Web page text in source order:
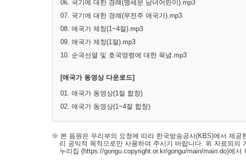
06. 국기에 대한 경례(맹세문 남녀어린이).mp3
07. 국기에 대한 경례(무전주 애국가).mp3
08. 애국가 제창(1~4절).mp3
09. 애국가 제창(1절).mp3
10. 순국선열 및 호국영령에 대한 묵념.mp3
[애국가 동영상 다운로드]
01. 애국가 동영상(1절 합창)
02. 애국가 동영상(1~4절 합창)
※ 본 음원은 우리부의 요청에 따라 한국방송공사(KBS)에서 제
리 공익적 목적으로만 사용하여 주시기 바랍니다. 위 자료외의
누리집 (https://gongu.copyright.or.kr/gongu/main/main.do)에서